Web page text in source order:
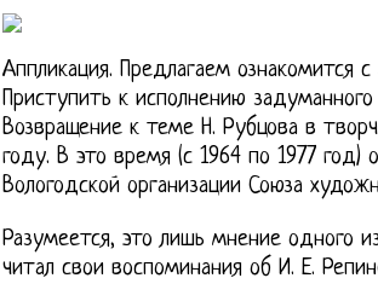
Аппликация. Предлагаем ознакомится
Приступить к исполнению
Возвращение к теме Н. Рубцова в
году. В это время (с 1964 по 1977 год)
Вологодской организации Союза
Разумеется, это лишь мнение одного
читал свои воспоминания об И. Е.